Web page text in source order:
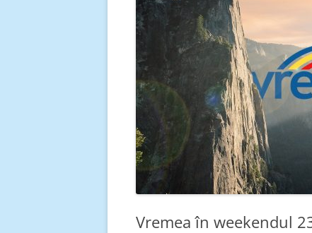
Vremea în weekendul